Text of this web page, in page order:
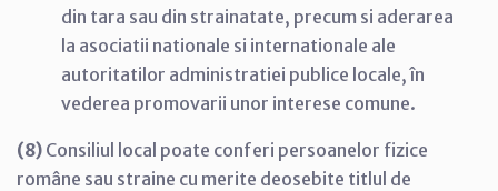
din tara sau din strainatate, precum si aderarea
la asociatii nationale si internationale ale
autoritatilor administratiei publice locale, în
vederea promovarii unor interese comune.
(8) Consiliul local poate conferi persoanelor fizice
române sau straine cu merite deosebite titlul de